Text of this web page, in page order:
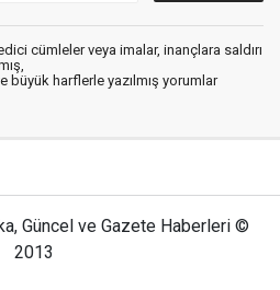
cümleler veya imalar, inançlara saldırı
büyük harflerle yazılmış yorumlar
Güncel ve Gazete Haberleri ©
2013